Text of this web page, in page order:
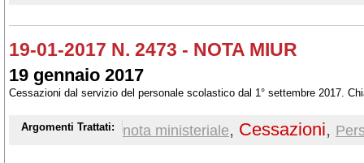
19-01-2017 N. 2473 - NOTA MIUR
19 gennaio 2017
Cessazioni dal servizio del personale scolastico dal 1° settembre 2017.
Argomenti Trattati: nota ministeriale, Cessazioni,